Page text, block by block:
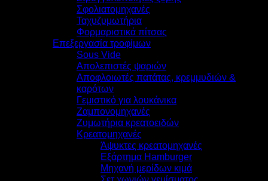
Σφολιατομηχανές
Ταχυζυμωτήρια
Φορμαριστικά πίτσας
Επεξεργασία τροφίμων
Sous Vide
Απολεπιστές ψαριών
Αποφλοιωτές πατάτας, κρεμμυδιών &
καρότων
Γεμιστικό για λουκάνικα
Ζαμπονομηχανές
Ζυμωτήρια κρεατοειδών
Κρεατομηχανές
Άψυκτες κρεατομηχανές
Εξάρτημα Hamburger
Μηχανή μερίδων κιμά